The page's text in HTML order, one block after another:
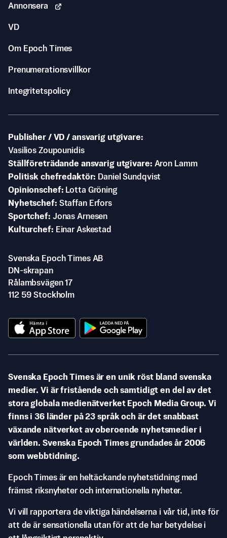
Annonsera
VD
Om Epoch Times
Prenumerationsvillkor
Integritetspolicy
Publisher / VD / ansvarig utgivare
Vasilios Zoupounidis
Ställföreträdande ansvarig utgivare Aron Lamm
Politisk chefredaktör
Daniel Sundqvist
Opinionschef
Lotta Gröning
Nyhetschef Staffan Erfors
Sportchef Jonas Arnesen
Kulturchef
Einar Askestad
Svenska Epoch Times AB
DN-skrapan
Rålambsvägen 17
112 59 Stockholm
Svenska Epoch Times är en unik röst bland svenska
medier. Vi är fristående och samtidigt en del av det
stora globala medienätverket Epoch Media Group. Vi
finns i 36 länder på 23 språk och är det snabbast
växande nätverket av oberoende nyhetsmedier i
världen. Svenska Epoch Times grundades år 2006
som webbtidning.
Epoch Times är en heltäckande nyhetstidning med
främst riksnyheter och internationella nyheter.
Vi vill rapportera de viktiga händelserna i vår tid, inte för
att de är sensationella utan för att de har betydelse i